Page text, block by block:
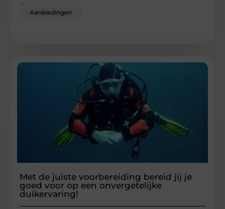
Aanbiedingen
Met de juiste voorbereiding bereid jij je
goed voor op een onvergetelijke
duikervaring!